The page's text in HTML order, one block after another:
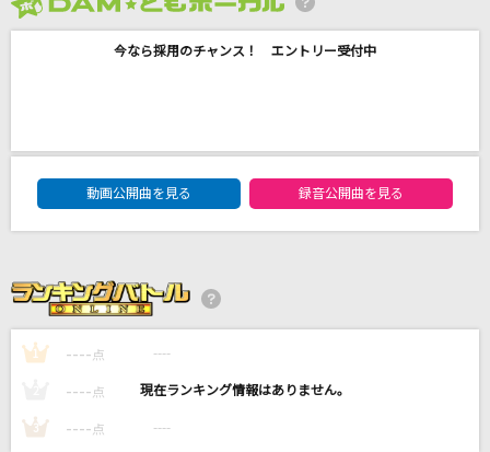
SEKAI NO OWARI(世界の終わり)
Stellar Stellar
サザンオールスターズ
ヤミタイガール
れるりり feat.GUMI
[生音]人として
今なら採用のチャンス！ エントリー受付中
DAM★ともボーカルエントリーランキング
動画公開曲を見る
録音公開曲を見る
1 ---- 点 ----
---- 点 ----
3 ---- 点 ----